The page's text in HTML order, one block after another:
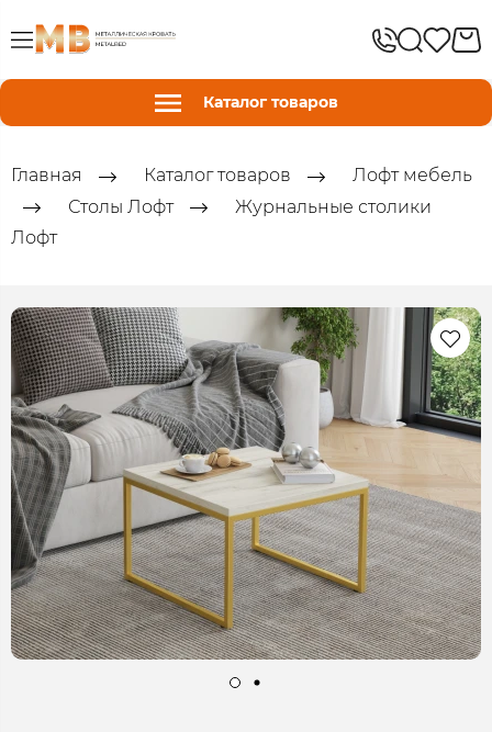
Каталог товаров
Главная Каталог товаров
Лофт мебель
Столы Лофт
Журнальные столики
Лофт